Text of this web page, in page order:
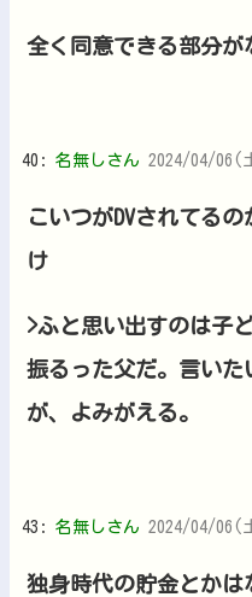
全く同意できる部分が
40: 名無しさん 2024/04/06(
こいつがDVされてる
け
>ふと思い出すのは子
振るった父だ。言いた
が、よみがえる。
43: 名無しさん 2024/04/06(
独身時代の貯金とかは